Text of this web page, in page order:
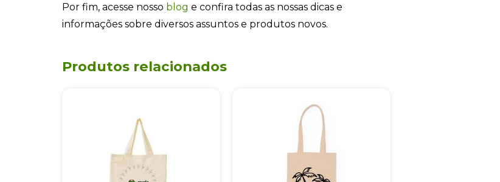
Por fim, acesse nosso blog e confira todas as nossas dicas e
informações sobre diversos assuntos e produtos novos.
Produtos relacionados